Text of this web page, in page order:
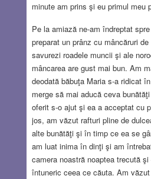
minute am prins şi eu primul meu
Pe la amiază ne-am îndreptat
preparat un prânz cu mâncăruri
savurezi roadele muncii şi ale
mâncarea are gust mai bun. Am
deodată băbuţa Maria s-a ridicat
merge să mai aducă ceva
oferit s-o ajut şi ea a acceptat cu
jos, am văzut rafturi pline de
alte bunătăţi şi în timp ce ea se
am luat inima în dinţi şi am
camera noastră noaptea trecută
întuneric ceea ce căuta. Am